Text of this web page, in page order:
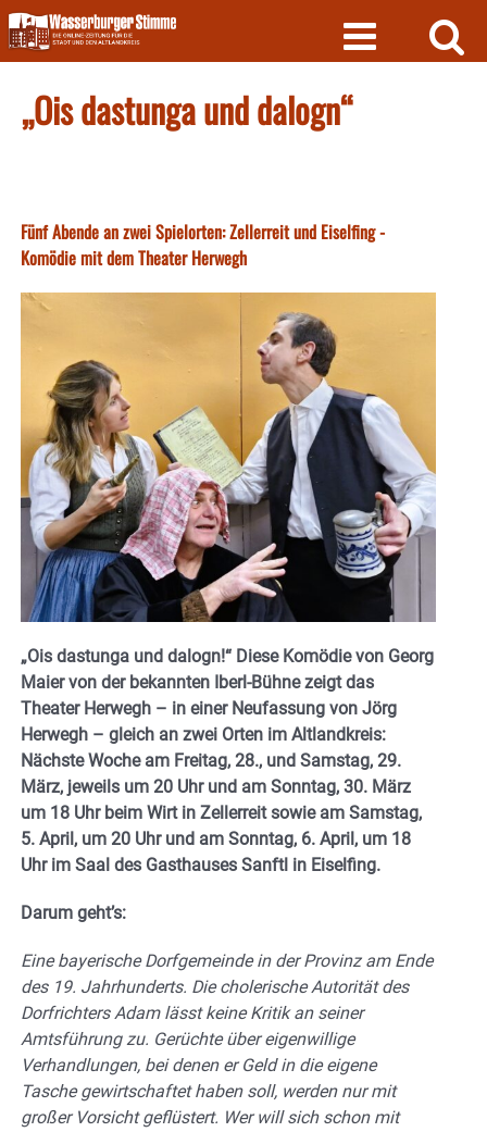
Skip
to
content
„Ois dastunga und dalogn“
Fünf Abende an zwei Spielorten: Zellerreit und Eiselfing -
Komödie mit dem Theater Herwegh
„Ois dastunga und dalogn!“ Diese Komödie von Georg
Maier von der bekannten Iberl-Bühne zeigt das
Theater Herwegh – in einer Neufassung von Jörg
Herwegh – gleich an zwei Orten im Altlandkreis:
Nächste Woche am Freitag, 28., und Samstag, 29.
März, jeweils um 20 Uhr und am Sonntag, 30. März
um 18 Uhr beim Wirt in Zellerreit sowie am Samstag,
5. April, um 20 Uhr und am Sonntag, 6. April, um 18
Uhr im Saal des Gasthauses Sanftl in Eiselfing.
Darum geht’s:
Eine bayerische Dorfgemeinde in der Provinz am Ende
des 19. Jahrhunderts. Die cholerische Autorität des
Dorfrichters Adam lässt keine Kritik an seiner
Amtsführung zu. Gerüchte über eigenwillige
Verhandlungen, bei denen er Geld in die eigene
Tasche gewirtschaftet haben soll, werden nur mit
großer Vorsicht geflüstert. Wer will sich schon mit